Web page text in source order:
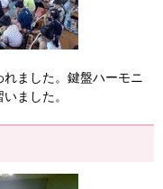
ました。鍵盤ハーモニ
ました。